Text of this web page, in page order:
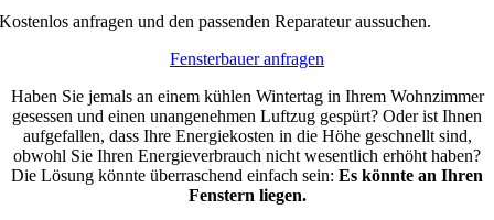
Kostenlos anfragen und den passenden Reparateur aussuchen.
Fensterbauer anfragen
Haben Sie jemals an einem kühlen Wintertag in Ihrem Wohnzimmer
gesessen und einen unangenehmen Luftzug gespürt? Oder ist Ihnen
aufgefallen, dass Ihre Energiekosten in die Höhe geschnellt sind,
obwohl Sie Ihren Energieverbrauch nicht wesentlich erhöht haben?
Die Lösung könnte überraschend einfach sein: Es könnte an Ihren
Fenstern liegen.